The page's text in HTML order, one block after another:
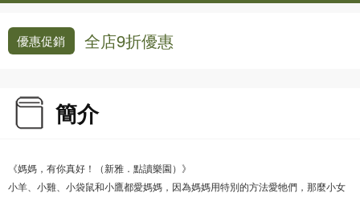
優惠促銷 全店9折優惠
簡介
《媽媽，有你真好！（新雅．點讀樂園）》
小羊、小雞、小袋鼠和小鷹都愛媽媽，因為媽媽用特別的方法愛牠們，那麼小女